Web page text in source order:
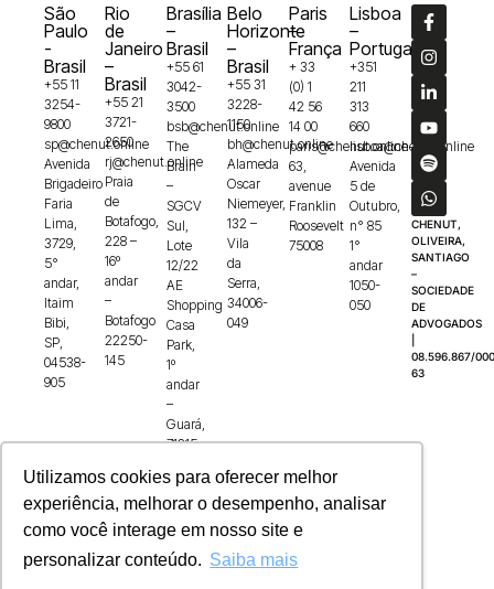
Utilizamos cookies para oferecer melhor
experiência, melhorar o desempenho, analisar
como você interage em nosso site e
personalizar conteúdo. Saiba mais
São
Paulo
-
Brasil
+55 11
3254-
9800
sp@chenut.online
Avenida
Brigadeiro
Faria
Lima,
3729,
5°
andar,
Itaim
Bibi,
SP,
04538-
905
Rio
de
Janeiro
–
Brasil
+55 21
3721-
2650
rj@chenut.online
Praia
de
Botafogo,
228 –
16º
andar
–
Botafogo
22250-
145
Brasília
–
Brasil
+55 61
3042-
3500
bsb@chenut.online
The
Brain
–
SGCV
Sul,
Lote
12/22
AE
Shopping
Casa
Park,
1º
andar
–
Guará,
71215-
Belo
Horizonte
–
Brasil
+55 31
3228-
1150
bh@chenut.online
Alameda
Oscar
Niemeyer,
132 –
Vila
da
Serra,
34006-
049
Paris
–
França
+ 33
(0) 1
42 56
14 00
paris@chenut.online
63,
avenue
Franklin
Roosevelt
75008
Lisboa
–
Portugal
+351
211
313
660
lisboa@chenut.online
Avenida
5 de
Outubro,
n° 85
1°
andar
1050-
050
CHENUT,
OLIVEIRA,
SANTIAGO
–
SOCIEDADE
DE
ADVOGADOS
08.596.867/
63